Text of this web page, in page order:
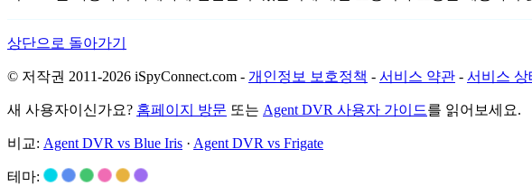
상단으로 돌아가기
© 저작권 2011-2026 iSpyConnect.com - 개인정보 보호정책 - 서비스 약관 - 서비스 상
새 사용자이신가요? 홈페이지 방문 또는 Agent DVR 사용자 가이드를 읽어보세요.
비교: Agent DVR vs Blue Iris · Agent DVR vs Frigate
테마: